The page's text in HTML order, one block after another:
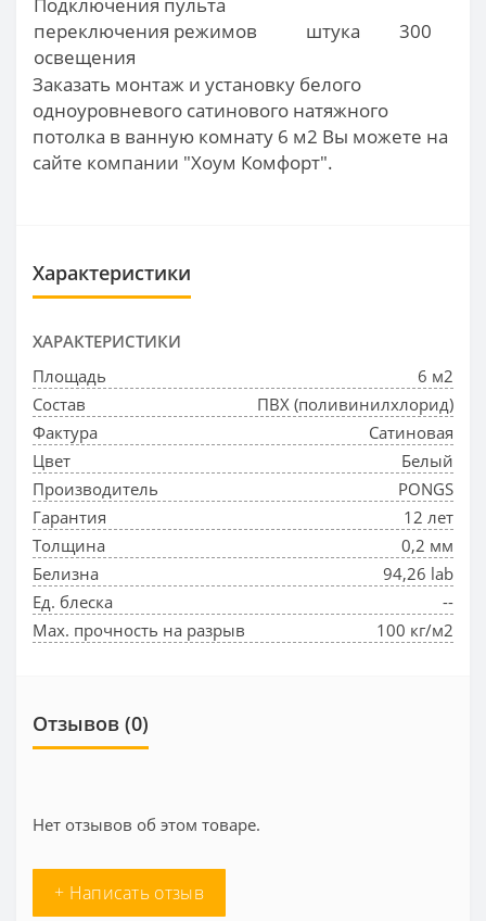
переключения режимов
освещения
штука 300
Заказать монтаж и установку белого
одноуровневого сатинового натяжного
потолка в ванную комнату 6 м2 Вы можете на
сайте компании "Хоум Комфорт".
Характеристики
ХАРАКТЕРИСТИКИ
Площадь
6 м2
Состав
ПВХ (поливинилхлорид)
Фактура
Сатиновая
Цвет
Белый
Производитель
PONGS
Гарантия
12 лет
Толщина
0,2 мм
Белизна
94,26 lab
Ед. блеска
--
Max. прочность на разрыв
100 кг/м2
Отзывов (0)
Нет отзывов об этом товаре.
+ Написать отзыв